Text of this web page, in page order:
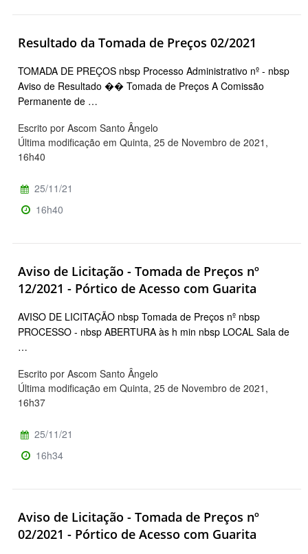
Resultado da Tomada de Preços 02/2021
TOMADA DE PREÇOS nbsp Processo Administrativo nº - nbsp
Aviso de Resultado �� Tomada de Preços A Comissão
Permanente de …
Escrito por Ascom Santo Ângelo
Última modificação em Quinta, 25 de Novembro de 2021,
16h40
25/11/21
16h40
Aviso de Licitação - Tomada de Preços nº
12/2021 - Pórtico de Acesso com Guarita
AVISO DE LICITAÇÃO nbsp Tomada de Preços nº nbsp
PROCESSO - nbsp ABERTURA às h min nbsp LOCAL Sala de
…
Escrito por Ascom Santo Ângelo
Última modificação em Quinta, 25 de Novembro de 2021,
16h37
25/11/21
16h34
Aviso de Licitação - Tomada de Preços nº
02/2021 - Pórtico de Acesso com Guarita